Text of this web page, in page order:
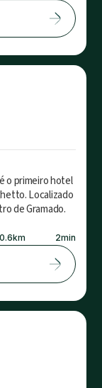
o primeiro hotel
Localizado
de Gramado.
0.6km 2min